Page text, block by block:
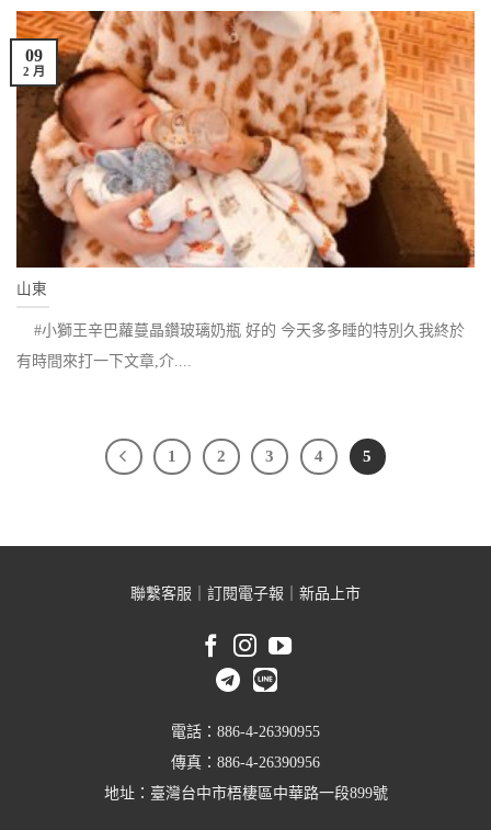
山東
#小獅王辛巴蘿蔓晶鑽玻璃奶瓶 好的 今天多多睡的特別久我終於
有時間來打一下文章,介....
09
2 月
1 2 3 4 5
聯繫客服 訂閱電子報 新品上市
電話：886-4-26390955
傳真：886-4-26390956
地址：臺灣台中市梧棲區中華路一段899號